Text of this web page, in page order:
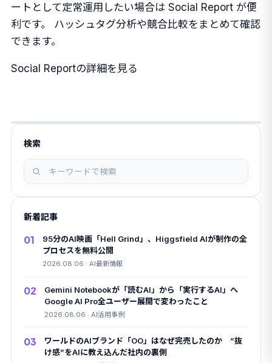
ートとして定常運用したい場合は Social Report が便
利です。 ハッシュタグ分析や競合比較をまとめて確認
できます。
Social Reportの詳細を見る
検索
記
事
を
検
索
新着記事
01
95分のAI映画「Hell Grind」、Higgsfield AIが制作の全
プロセスを無料公開
2026.08.06 · AI最新情報
02
Gemini Notebookが「読むAI」から「実行するAI」へ
Google AI Pro全ユーザー展開で変わったこと
2026.08.06 · AI活用事例
03
ワールドのAIブランド「OO」はなぜ完売したのか ”抜
け感”をAIに教え込んだ社内の裏側